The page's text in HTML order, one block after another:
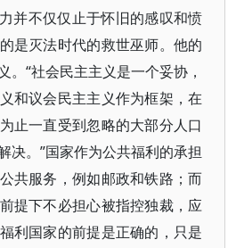
并不仅仅止于怀旧的感叹和愤
是灭法时代的救世巫师。他的
。“社会民主主义是一个妥协，
和议会民主主义作为框架，在
止一直受到忽略的大部分人口
决。”国家作为公共福利的承担
共服务，例如邮政和铁路；而
提下不必担心被指控独裁，应
利国家的前提是正确的，只是